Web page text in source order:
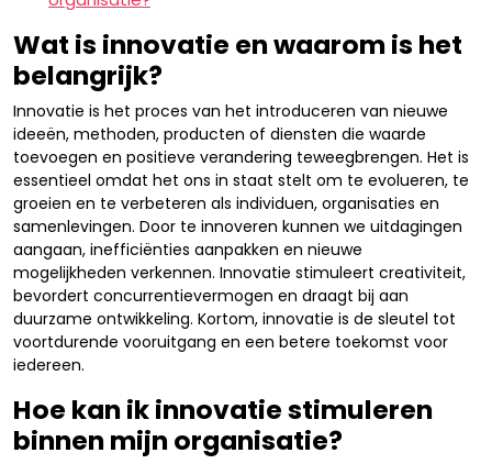
Wat is innovatie en waarom is het
belangrijk?
Innovatie is het proces van het introduceren van nieuwe
ideeën, methoden, producten of diensten die waarde
toevoegen en positieve verandering teweegbrengen. Het is
essentieel omdat het ons in staat stelt om te evolueren, te
groeien en te verbeteren als individuen, organisaties en
samenlevingen. Door te innoveren kunnen we uitdagingen
aangaan, inefficiënties aanpakken en nieuwe
mogelijkheden verkennen. Innovatie stimuleert creativiteit,
bevordert concurrentievermogen en draagt bij aan
duurzame ontwikkeling. Kortom, innovatie is de sleutel tot
voortdurende vooruitgang en een betere toekomst voor
iedereen.
Hoe kan ik innovatie stimuleren
binnen mijn organisatie?